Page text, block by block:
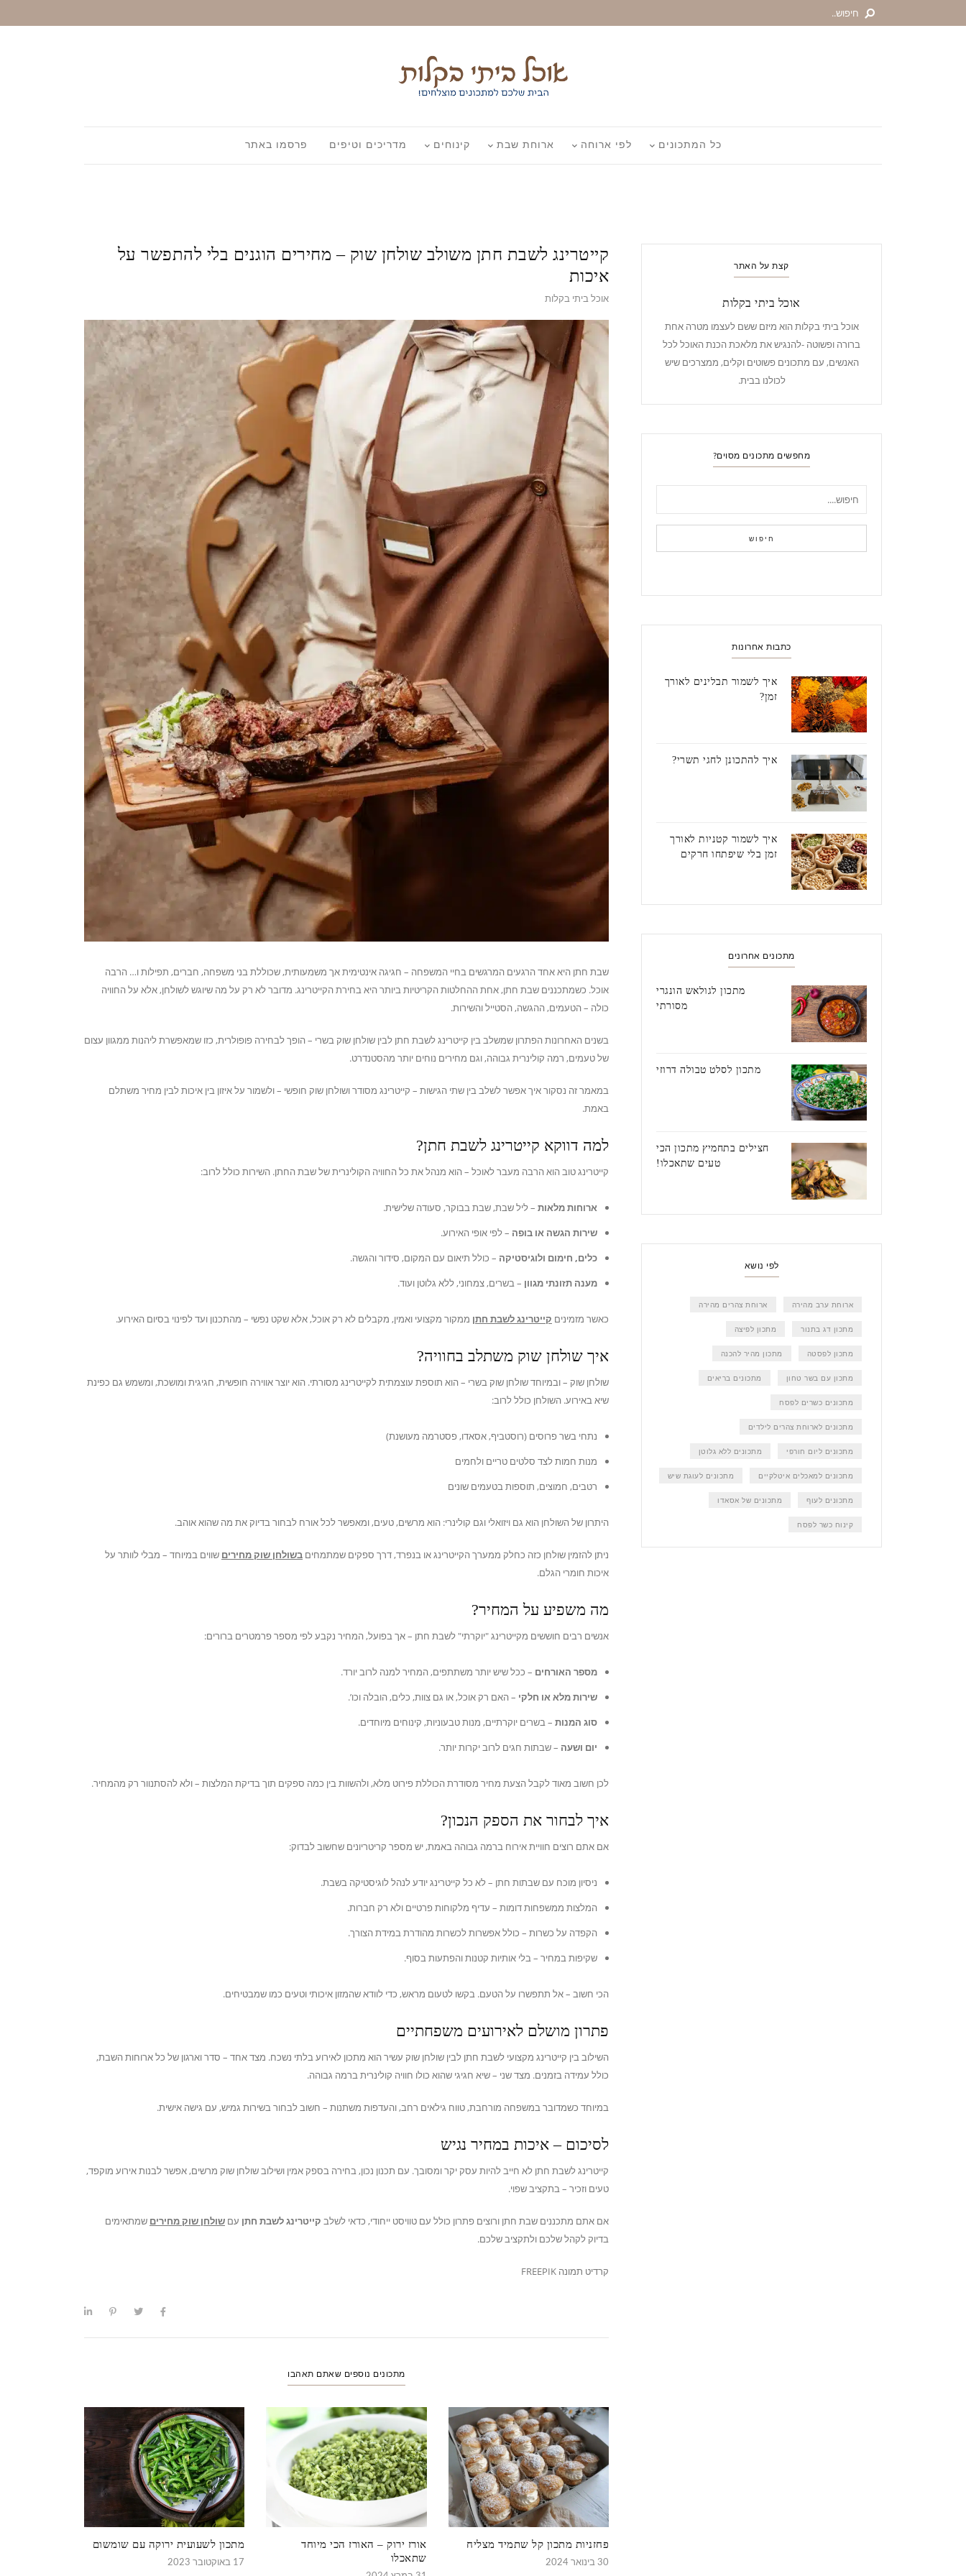
כל המתכונים לפי ארוחה ארוחת שבת קינוחים מדריכים וטיפים פרסמו באתר
קייטרינג לשבת חתן משולב שולחן שוק – מחירים הוגנים בלי להתפשר על
איכות
אוכל ביתי בקלות
שבת חתן היא אחד הרגעים המרגשים בחיי המשפחה – חגיגה אינטימית אך משמעותית, שכוללת בני משפחה, חברים, תפילות ו… הרבה
אוכל. כשמתכננים שבת חתן, אחת ההחלטות הקריטיות ביותר היא בחירת הקייטרינג. מדובר לא רק על מה שיוגש לשולחן, אלא על החוויה
כולה – הטעמים, ההגשה, הסטייל והשירות.
בשנים האחרונות הפתרון שמשלב בין קייטרינג לשבת חתן לבין שולחן שוק בשרי – הופך לבחירה פופולרית, כזו שמאפשרת ליהנות ממגוון עצום
של טעמים, רמה קולינרית גבוהה, וגם מחירים נוחים יותר מהסטנדרט.
במאמר זה נסקור איך אפשר לשלב בין שתי הגישות – קייטרינג מסודר ושולחן שוק חופשי – ולשמור על איזון בין איכות לבין מחיר משתלם
באמת.
למה דווקא קייטרינג לשבת חתן?
קייטרינג טוב הוא הרבה מעבר לאוכל – הוא מנהל את כל החוויה הקולינרית של שבת החתן. השירות כולל לרוב:
ארוחות מלאות – ליל שבת, שבת בבוקר, סעודה שלישית.
שירות הגשה או בופה – לפי אופי האירוע.
כלים, חימום ולוגיסטיקה – כולל תיאום עם המקום, סידור והגשה.
מענה תזונתי מגוון – בשרים, צמחוני, ללא גלוטן ועוד.
כאשר מזמינים קייטרינג לשבת חתן ממקור מקצועי ואמין, מקבלים לא רק אוכל, אלא שקט נפשי – מהתכנון ועד לפינוי בסיום האירוע.
איך שולחן שוק משתלב בחוויה?
שולחן שוק – ובמיוחד שולחן שוק בשרי – הוא תוספת עוצמתית לקייטרינג מסורתי. הוא יוצר אווירה חופשית, חגיגית ומושכת, ומשמש גם כפינת
שיא באירוע. השולחן כולל לרוב:
נתחי בשר פרוסים (רוסטביף, אסאדו, פסטרמה מעושנת)
מנות חמות לצד סלטים טריים ולחמים
רטבים, חמוצים, תוספות בטעמים שונים
היתרון של השולחן הוא גם ויזואלי וגם קולינרי: הוא מרשים, טעים, ומאפשר לכל אורח לבחור בדיוק את מה שהוא אוהב.
ניתן להזמין שולחן כזה כחלק ממערך הקייטרינג או בנפרד, דרך ספקים שמתמחים בשולחן שוק מחירים שווים במיוחד – מבלי לוותר על
איכות חומרי הגלם.
מה משפיע על המחיר?
אנשים רבים חוששים מקייטרינג "יוקרתי" לשבת חתן – אך בפועל, המחיר נקבע לפי מספר פרמטרים ברורים:
מספר האורחים – ככל שיש יותר משתתפים, המחיר למנה לרוב יורד.
שירות מלא או חלקי – האם רק אוכל, או גם צוות, כלים, הובלה וכו’.
סוג המנות – בשרים יוקרתיים, מנות טבעוניות, קינוחים מיוחדים.
יום ושעה – שבתות חגים לרוב יקרות יותר.
לכן חשוב מאוד לקבל הצעת מחיר מסודרת הכוללת פירוט מלא, ולהשוות בין כמה ספקים תוך בדיקת המלצות – ולא להסתנוור רק מהמחיר.
איך לבחור את הספק הנכון?
אם אתם רוצים חוויית אירוח ברמה גבוהה באמת, יש מספר קריטריונים שחשוב לבדוק:
ניסיון מוכח עם שבתות חתן – לא כל קייטרינג יודע לנהל לוגיסטיקה בשבת.
המלצות ממשפחות דומות – עדיף מלקוחות פרטיים ולא רק חברות.
הקפדה על כשרות – כולל אפשרות לכשרות מהודרת במידת הצורך.
שקיפות במחיר – בלי אותיות קטנות והפתעות בסוף.
הכי חשוב – אל תתפשרו על הטעם. בקשו לטעום מראש, כדי לוודא שהמזון איכותי וטעים כמו שמבטיחים.
פתרון מושלם לאירועים משפחתיים
השילוב בין קייטרינג מקצועי לשבת חתן לבין שולחן שוק עשיר הוא מתכון לאירוע בלתי נשכח. מצד אחד – סדר וארגון של כל ארוחות השבת,
כולל עמידה בזמנים. מצד שני – שיא חגיגי שהוא כולו חוויה קולינרית ברמה גבוהה.
במיוחד כשמדובר במשפחה מורחבת, טווח גילאים רחב, והעדפות משתנות – חשוב לבחור בשירות גמיש, עם גישה אישית.
לסיכום – איכות במחיר נגיש
קייטרינג לשבת חתן לא חייב להיות עסק יקר ומסובך. עם תכנון נכון, בחירה בספק אמין ושילוב שולחן שוק מרשים, אפשר לבנות אירוע מוקפד,
טעים וזכיר – בתקציב שפוי.
אם אתם מתכננים שבת חתן ורוצים פתרון כולל עם טוויסט ייחודי, כדאי לשלב קייטרינג לשבת חתן עם שולחן שוק מחירים שמתאימים
בדיוק לקהל שלכם ולתקציב שלכם.
קרדיט תמונה FREEPIK
מתכונים נוספים שאתם תאהבו
פחזניות מתכון קל שתמיד מצליח
30 בינואר 2024
אורז ירוק – האורז הכי מיוחד
שתאכלו
מתכון לשעועית ירוקה עם שומשום
17 באוקטובר 2023
קצת על האתר
אוכל ביתי בקלות
אוכל ביתי בקלות הוא מיזם ששם לעצמו מטרה אחת
ברורה ופשוטה -להנגיש את מלאכת הכנת האוכל לכל
האנשים, עם מתכונים פשוטים וקלים, ממצרכים שיש
לכולנו בבית.
מחפשים מתכונים מסוים?
חיפוש
כתבות אחרונות
איך לשמור תבלינים לאורך
זמן?
איך להתכונן לחגי תשרי?
איך לשמור קטניות לאורך
זמן בלי שיפתחו חרקים
מתכונים אחרונים
מתכון לגולאש הונגרי
מסורתי
מתכון לסלט טבולה דרוזי
חצילים בתחמיץ מתכון הכי
טעים שתאכלו!
לפי נושא
ארוחת ערב מהירה ארוחת צהרים מהירה
מתכון דג בתנור מתכון לפיצה
מתכון לפסטה מתכון מהיר להכנה
מתכון עם בשר טחון מתכונים בריאים
מתכונים כשרים לפסח
מתכונים לארוחת צהרים לילדים
מתכונים ליום חורפי מתכונים ללא גלוטן
מתכונים למאכלים איטלקיים מתכונים לעוגת שיש
מתכונים לעוף מתכונים של אסאדו
קינוח כשר לפסח